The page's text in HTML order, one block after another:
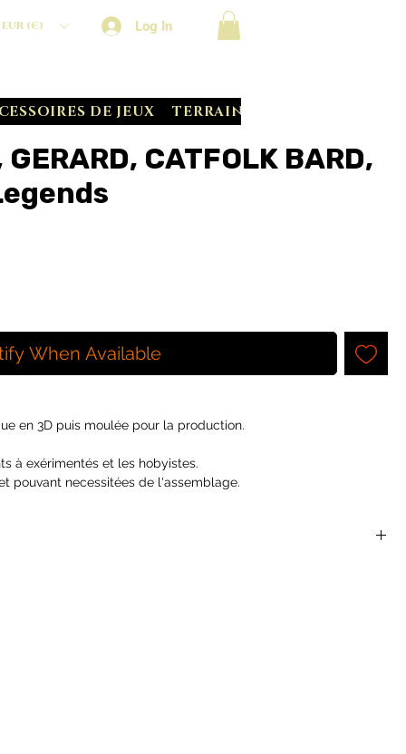
EUR (€) Log In
DE JEUX TERRAIN CRATE
CATFOLK BARD,
When Available
en 3D puis moulée pour la production.
à exérimentés et les hobyistes.
pouvant necessitées de l'assemblage.
Of The Shadow Deep...
nécessiter un assemblage